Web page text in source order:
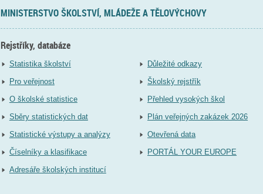
MINISTERSTVO ŠKOLSTVÍ, MLÁDEŽE A TĚLOVÝCHOVY
Rejstříky, databáze
Statistika školství
Pro veřejnost
O školské statistice
Sběry statistických dat
Statistické výstupy a analýzy
Číselníky a klasifikace
Adresáře školských institucí
Důležité odkazy
Školský rejstřík
Přehled vysokých škol
Plán veřejných zakázek 2026
Otevřená data
PORTÁL YOUR EUROPE